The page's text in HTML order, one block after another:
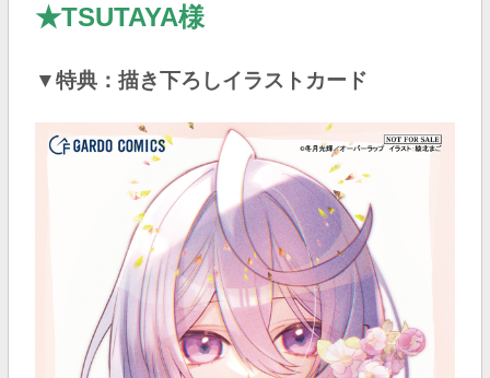
★TSUTAYA様
▼特典：描き下ろしイラストカード